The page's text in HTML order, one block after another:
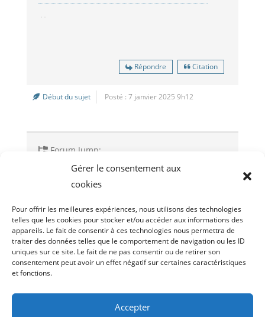
Gérer le consentement aux
cookies
Pour offrir les meilleures expériences, nous utilisons des technologies
telles que les cookies pour stocker et/ou accéder aux informations des
appareils. Le fait de consentir à ces technologies nous permettra de
traiter des données telles que le comportement de navigation ou les ID
uniques sur ce site. Le fait de ne pas consentir ou de retirer son
consentement peut avoir un effet négatif sur certaines caractéristiques
et fonctions.
Accepter
Répondre Citation
Début du sujet Posté : 7 janvier 2025 9h12
Forum Jump: